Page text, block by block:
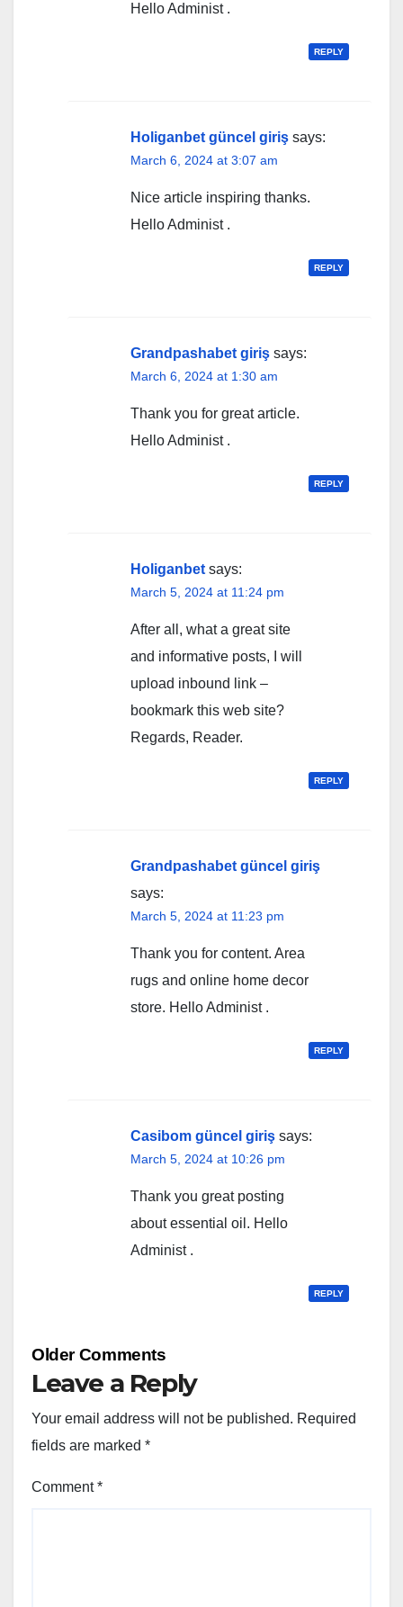
Hello Administ .
REPLY
Holiganbet güncel giriş says:
March 6, 2024 at 3:07 am
Nice article inspiring thanks.
Hello Administ .
REPLY
Grandpashabet giriş says:
March 6, 2024 at 1:30 am
Thank you for great article.
Hello Administ .
REPLY
Holiganbet says:
March 5, 2024 at 11:24 pm
After all, what a great site
and informative posts, I will
upload inbound link –
bookmark this web site?
Regards, Reader.
REPLY
Grandpashabet güncel giriş
says:
March 5, 2024 at 11:23 pm
Thank you for content. Area
rugs and online home decor
store. Hello Administ .
REPLY
Casibom güncel giriş says:
March 5, 2024 at 10:26 pm
Thank you great posting
about essential oil. Hello
Administ .
REPLY
Comment
Older Comments
Leave a Reply
Your email address will not be published. Required
fields are marked *
Comment*